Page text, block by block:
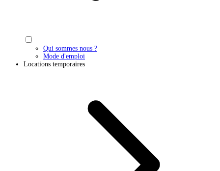
Qui sommes nous ?
Mode d'emploi
Locations temporaires